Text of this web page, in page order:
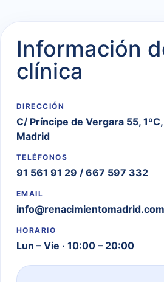
Información
clínica
DIRECCIÓN
C/ Príncipe de Vergara 55,
Madrid
TELÉFONOS
91 561 91 29 / 667 597 332
EMAIL
info@renacimientomadrid.com
HORARIO
Lun – Vie · 10:00 – 20:00